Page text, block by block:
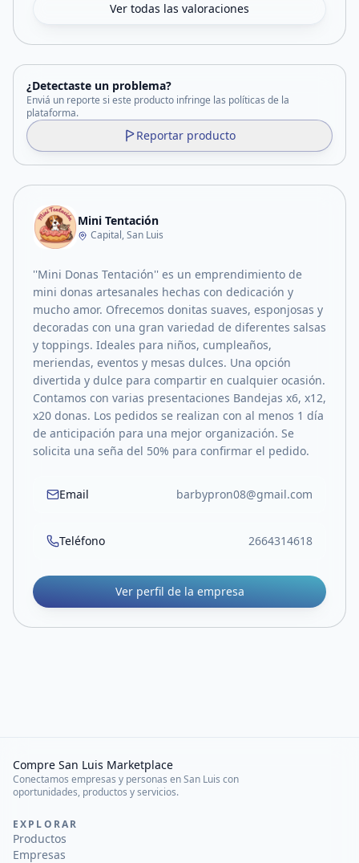
Ver todas las valoraciones
¿Detectaste un problema?
Enviá un reporte si este producto infringe las políticas de la
plataforma.
Reportar producto
Mini Tentación
Capital, San Luis
''Mini Donas Tentación'' es un emprendimiento de
mini donas artesanales hechas con dedicación y
mucho amor. Ofrecemos donitas suaves, esponjosas y
decoradas con una gran variedad de diferentes salsas
y toppings. Ideales para niños, cumpleaños,
meriendas, eventos y mesas dulces. Una opción
divertida y dulce para compartir en cualquier ocasión.
Contamos con varias presentaciones Bandejas x6, x12,
x20 donas. Los pedidos se realizan con al menos 1 día
de anticipación para una mejor organización. Se
solicita una seña del 50% para confirmar el pedido.
Email barbypron08@gmail.com
Teléfono 2664314618
Ver perfil de la empresa
Compre San Luis Marketplace
Conectamos empresas y personas en San Luis con
oportunidades, productos y servicios.
EXPLORAR
Productos
Empresas